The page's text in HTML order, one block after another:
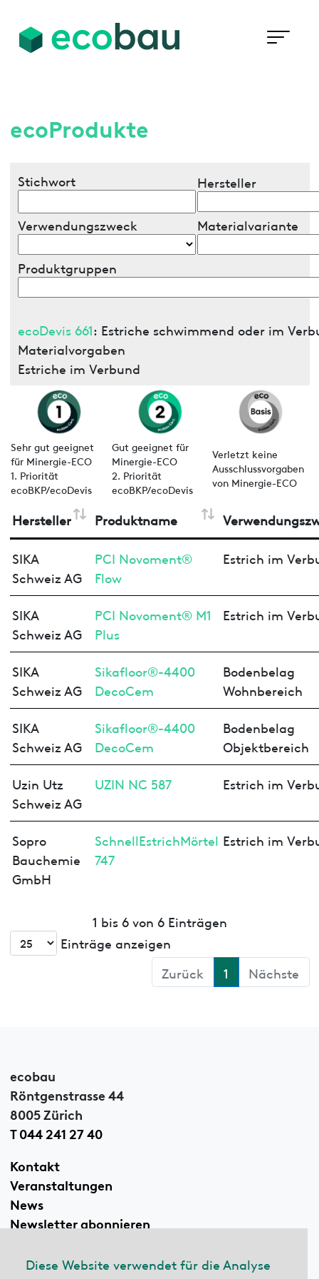
Diese Website verwendet für die Analyse
ecoProdukte
Stichwort Hersteller
Verwendungszweck Materialvariante
Produktgruppen
ecoDevis 661: Estriche schwimmend oder im
Materialvorgaben
Estriche im Verbund
Sehr gut geeignet
für Minergie-ECO
1. Priorität
ecoBKP/ecoDevis
Gut geeignet für
Minergie-ECO
2. Priorität
ecoBKP/ecoDevis
Verletzt keine
Ausschlussvorgaben
von Minergie-ECO
Hersteller Produktname
SIKA
Schweiz AG
PCI Novoment®
Flow
Estrich im
SIKA
Schweiz AG
PCI Novoment® M1
Plus
Estrich im
SIKA
Schweiz AG
Sikafloor®-4400
DecoCem
Bodenbelag
Wohnbereich
SIKA
Schweiz AG
Sikafloor®-4400
DecoCem
Bodenbelag
Objektbereich
Uzin Utz
Schweiz AG
UZIN NC 587 Estrich im
Sopro
Bauchemie
GmbH
SchnellEstrichMörtel
747
Estrich im
1 bis 6 von 6 Einträgen
Einträge anzeigen
Zurück
1 Nächste
ecobau
Röntgenstrasse 44
8005 Zürich
T 044 241 27 40
Kontakt
Veranstaltungen
News
Newsletter abonnieren